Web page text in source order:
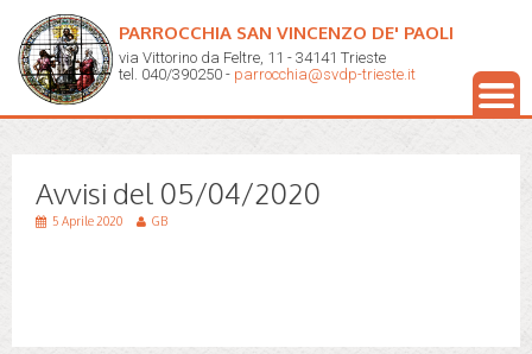
PARROCCHIA SAN VINCENZO DE' PAOLI
via Vittorino da Feltre, 11 - 34141 Trieste
tel. 040/390250 - parrocchia@svdp-trieste.it
Avvisi del 05/04/2020
5 Aprile 2020 GB